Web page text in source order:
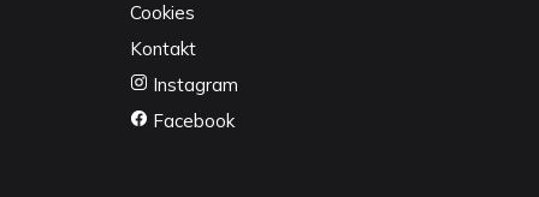
Cookies
Kontakt
Instagram
Facebook